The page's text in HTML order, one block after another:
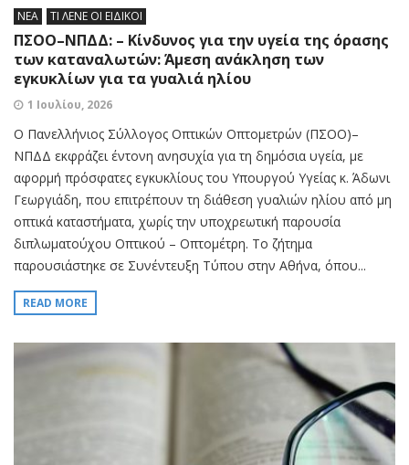
ΝΕΑ ΤΙ ΛΕΝΕ ΟΙ ΕΙΔΙΚΟΙ
ΠΣΟΟ–ΝΠΔΔ: – Κίνδυνος για την υγεία της όρασης
των καταναλωτών: Άμεση ανάκληση των
εγκυκλίων για τα γυαλιά ηλίου
1 Ιουλίου, 2026
Ο Πανελλήνιος Σύλλογος Οπτικών Οπτομετρών (ΠΣΟΟ)–
ΝΠΔΔ εκφράζει έντονη ανησυχία για τη δημόσια υγεία, με
αφορμή πρόσφατες εγκυκλίους του Υπουργού Υγείας κ. Άδωνι
Γεωργιάδη, που επιτρέπουν τη διάθεση γυαλιών ηλίου από μη
οπτικά καταστήματα, χωρίς την υποχρεωτική παρουσία
διπλωματούχου Οπτικού – Οπτομέτρη. Το ζήτημα
παρουσιάστηκε σε Συνέντευξη Τύπου στην Αθήνα, όπου...
READ MORE